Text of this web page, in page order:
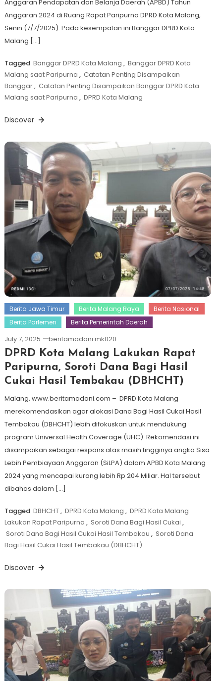
Anggaran Pendapatan dan Belanja Daerah (APBD) Tahun
Anggaran 2024 di Ruang Rapat Paripurna DPRD Kota Malang,
Senin (7/7/2025). Pada kesempatan ini Banggar DPRD Kota
Malang […]
Tagged Banggar DPRD Kota Malang , Banggar DPRD Kota
Malang saat Paripurna , Catatan Penting Disampaikan
Banggar, Catatan Penting Disampaikan Banggar DPRD Kota
Malang saat Paripurna , DPRD Kota Malang
Discover
Berita Jawa Timur Berita Malang Raya
Berita Nasional
Berita Parlemen
Berita Pemerintah Daerah
July 7, 2025 beritamadani.mk020
DPRD Kota Malang Lakukan Rapat
Paripurna, Soroti Dana Bagi Hasil
Cukai Hasil Tembakau (DBHCHT)
Malang, www.beritamadani.com – DPRD Kota Malang
merekomendasikan agar alokasi Dana Bagi Hasil Cukai Hasil
Tembakau (DBHCHT) lebih difokuskan untuk mendukung
program Universal Health Coverage (UHC). Rekomendasi ini
disampaikan sebagai respons atas masih tingginya angka Sisa
Lebih Pembiayaan Anggaran (SiLPA) dalam APBD Kota Malang
2024 yang mencapai kurang lebih Rp 204 Miliar. Hal tersebut
dibahas dalam […]
Tagged DBHCHT, DPRD Kota Malang , DPRD Kota Malang
Lakukan Rapat Paripurna , Soroti Dana Bagi Hasil Cukai ,
Soroti Dana Bagi Hasil Cukai Hasil Tembakau , Soroti Dana
Bagi Hasil Cukai Hasil Tembakau (DBHCHT)
Discover